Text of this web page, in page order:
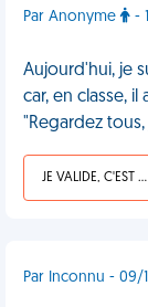
Par Anonyme -
Aujourd'hui, je
car, en classe,
"Regardez
JE VALIDE, C'EST UNE VDM
Par Inconnu - 09/